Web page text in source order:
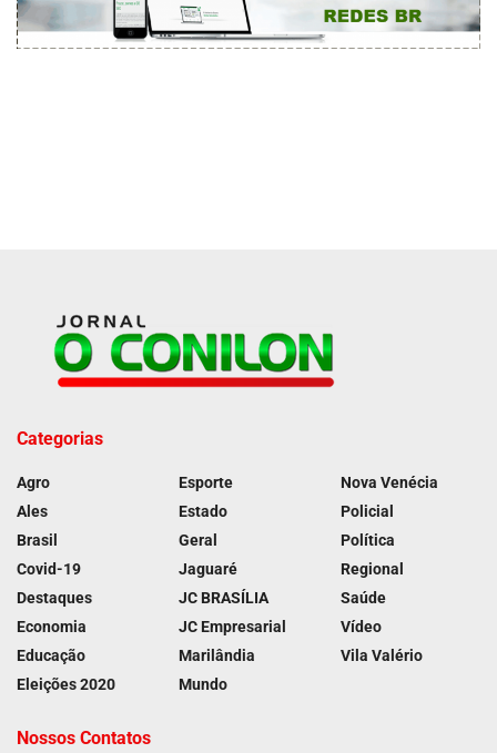
Categorias
Agro
Ales
Brasil
Covid-19
Destaques
Economia
Educação
Eleições 2020
Esporte
Estado
Geral
Jaguaré
JC BRASÍLIA
JC Empresarial
Marilândia
Mundo
Nova Venécia
Policial
Política
Regional
Saúde
Vídeo
Vila Valério
Nossos Contatos